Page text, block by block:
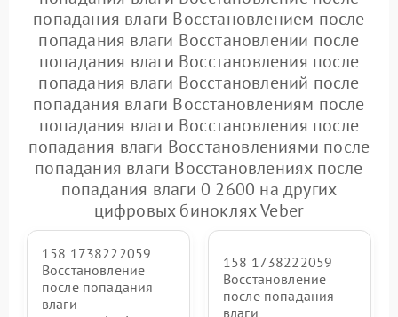
попадания влаги Восстановлением после
попадания влаги Восстановлении после
попадания влаги Восстановления после
попадания влаги Восстановлений после
попадания влаги Восстановлениям после
попадания влаги Восстановления после
попадания влаги Восстановлениями после
попадания влаги Восстановлениях после
попадания влаги 0 2600 на других
цифровых биноклях Veber
158 1738222059
Восстановление
после попадания
влаги
158 1738222059
Восстановление
после попадания
влаги